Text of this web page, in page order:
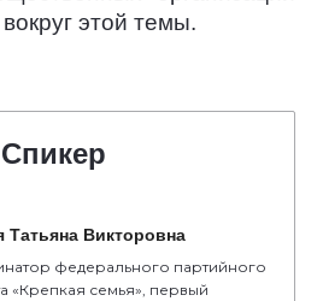
этой темы.
Спикер
Татьяна Викторовна
федерального партийного
«Крепкая семья», первый